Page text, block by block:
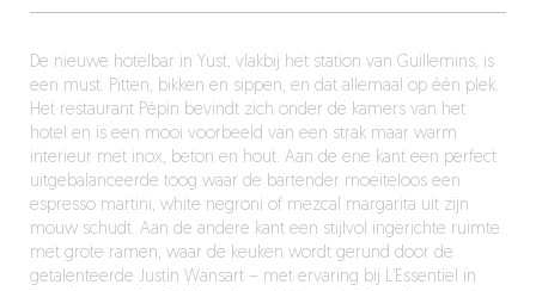
De nieuwe hotelbar in Yust, vlakbij het station van Guillemins, is
een must. Pitten, bikken en sippen, en dat allemaal op één plek.
Het restaurant Pépin bevindt zich onder de kamers van het
hotel en is een mooi voorbeeld van een strak maar warm
interieur met inox, beton en hout. Aan de ene kant een perfect
uitgebalanceerde toog waar de bartender moeiteloos een
espresso martini, white negroni of mezcal margarita uit zijn
mouw schudt. Aan de andere kant een stijlvol ingerichte ruimte
met grote ramen, waar de keuken wordt gerund door de
getalenteerde Justin Wansart – met ervaring bij L’Essentiel in